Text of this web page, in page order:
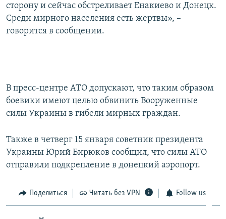
сторону и сейчас обстреливает Енакиево и Донецк.
Среди мирного населения есть жертвы», –
говорится в сообщении.
В пресс-центре АТО допускают, что таким образом
боевики имеют целью обвинить Вооруженные
силы Украины в гибели мирных граждан.
Также в четверг 15 января советник президента
Украины Юрий Бирюков сообщил, что силы АТО
отправили подкрепление в донецкий аэропорт.
Поделиться Читать без VPN Follow us